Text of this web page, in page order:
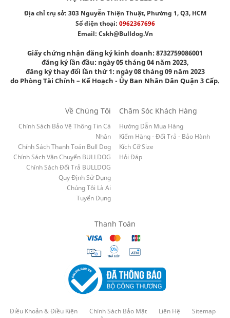
Địa chỉ trụ sở: 303 Nguyễn Thiện Thuật, Phường 1, Q3, HCM
Số điện thoại: 0962367696
Email: Cskh@bulldog.vn
Giấy chứng nhận đăng ký kinh doanh: 8732759086001
đăng ký lần đầu: ngày 05 tháng 04 năm 2023,
đăng ký thay đổi lần thứ 1: ngày 08 tháng 09 năm 2023
do Phòng Tài Chính – Kế Hoạch - Ủy Ban Nhân Dân Quận 3 Cấp.
Về Chúng Tôi
Chính Sách Bảo Vệ Thông Tin Cá
Nhân
Chính Sách Thanh Toán Bull Dog
Chính Sách Vận Chuyển BULLDOG
Chính Sách Đổi Trả BULLDOG
Quy Định Sử Dụng
Chúng Tôi Là Ai
Tuyển Dụng
Chăm Sóc Khách Hàng
Hướng Dẫn Mua Hàng
Kiểm Hàng - Đổi Trả - Bảo Hành
Kích Cỡ Size
Hỏi Đáp
Thanh Toán
Điều Khoản & Điều Kiện Chính Sách Bảo Mật Liên Hệ
Sitemap